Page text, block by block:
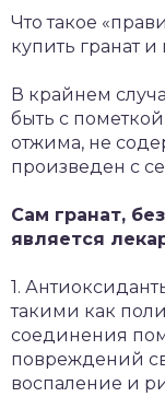
Что такое
купить гранат и
В крайнем
быть с
отжима, не
произведен с
Сам гранат,
является
1.
такими как
соединения
повреждений
воспаление и